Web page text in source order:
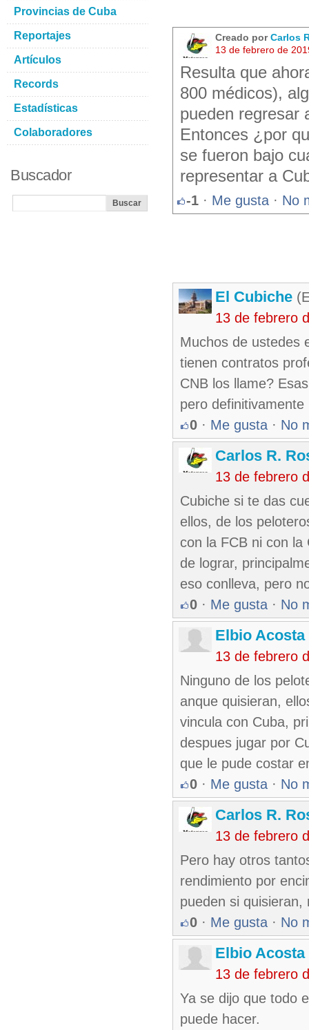
Creado porCarlos
13 de febrero de
Resulta que
800 médicos),
pueden regresar
Entonces ¿por
se fueron bajo
representar a
-1 · Me gusta · No
El Cubiche
13 de febrero
Muchos de ustedes
tienen contratos
CNB los llame?
pero
0 · Me gusta · No
Carlos R.
13 de febrero
Cubiche si te das
ellos, de los
con la FCB ni con
de lograr,
eso conlleva, pero
0 · Me gusta · No
Elbio Acosta
13 de febrero
Ninguno de los
anque quisieran,
vincula con Cuba,
despues jugar por
que le pude costar
0 · Me gusta · No
Carlos R.
13 de febrero
Pero hay otros
rendimiento por
pueden si
0 · Me gusta · No
Elbio Acosta
13 de febrero
Ya se dijo que todo
puede hacer.
Provincias de Cuba
Reportajes
Artículos
Records
Estadísticas
Colaboradores
Buscador